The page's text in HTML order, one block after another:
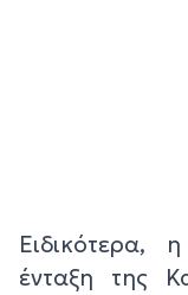
Ειδικότερα,
ένταξη της